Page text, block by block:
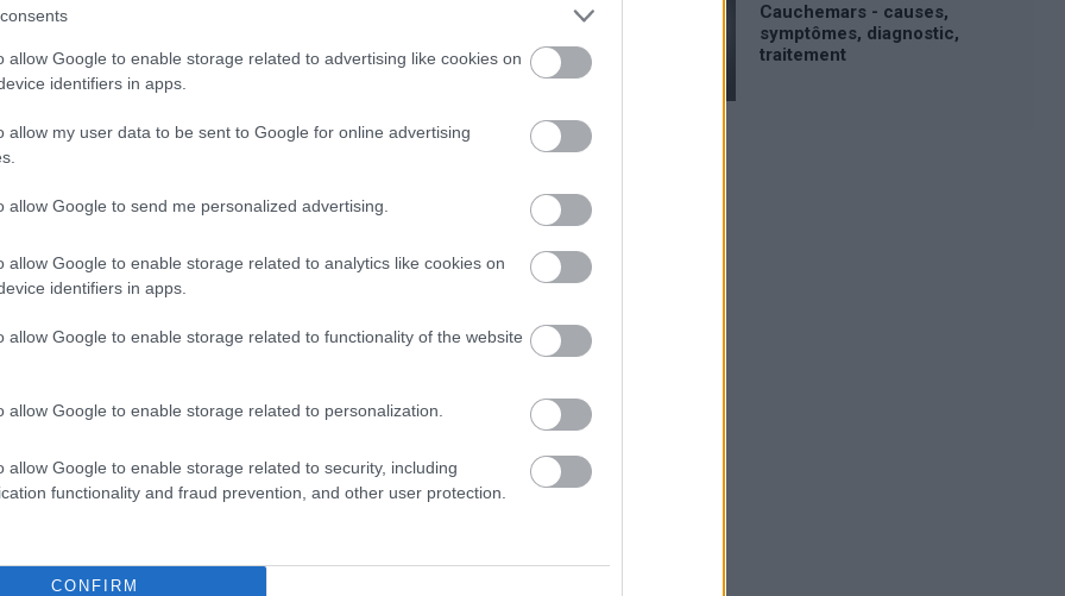
allow Google to enable storage related to advertising like cookies on
identifiers in apps.
allow my user data to be sent to Google for online advertising
allow Google to send me personalized advertising.
allow Google to enable storage related to analytics like cookies on
identifiers in apps.
allow Google to enable storage related to functionality of the website
allow Google to enable storage related to personalization.
allow Google to enable storage related to security, including
functionality and fraud prevention, and other user protection.
CONFIRM
heure n'est pas grave, qu'ils peuvent le gérer en
que leur horloge biologique est désynchronisée.
d'heure
les niveaux d'énergie. L'un des risques
de la route mortels qui peut résulter du
d'hiver à l'heure d'été.
le cycle veille-sommeil chez l'homme en codant
autorégulatrice. Si certaines personnes
d'heure
, pour d'autres, le processus de
plus grave.
ressentis par les personnes qui ont un mode
se coucher aux mêmes heures. Cependant, la
chez les personnes de plus de cinquante ans, car
Cauchemars - causes,
symptômes, diagnostic,
traitement
Publicité: